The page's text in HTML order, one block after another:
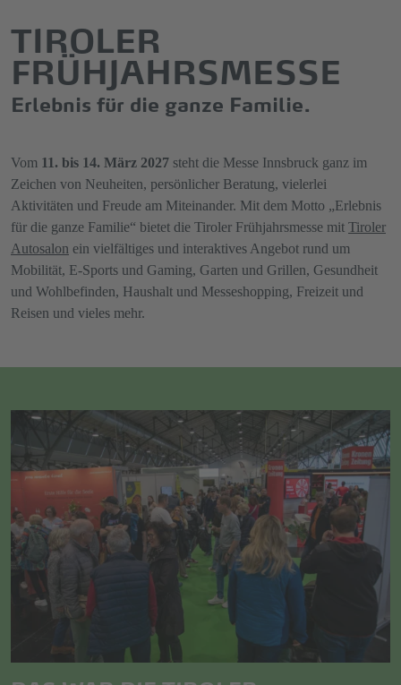
TIROLER
FRÜHJAHRSMESSE
Erlebnis für die ganze Familie.
Vom 11. bis 14. März 2027 steht die Messe Innsbruck ganz im
Zeichen von Neuheiten, persönlicher Beratung, vielerlei
Aktivitäten und Freude am Miteinander. Mit dem Motto „Erlebnis
für die ganze Familie“ bietet die Tiroler Frühjahrsmesse mit Tiroler
Autosalon ein vielfältiges und interaktives Angebot rund um
Mobilität, E-Sports und Gaming, Garten und Grillen, Gesundheit
und Wohlbefinden, Haushalt und Messeshopping, Freizeit und
Reisen und vieles mehr.